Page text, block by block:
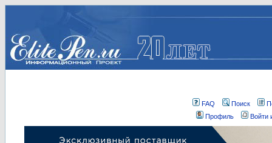
FAQ Поиск
Профиль
Войти